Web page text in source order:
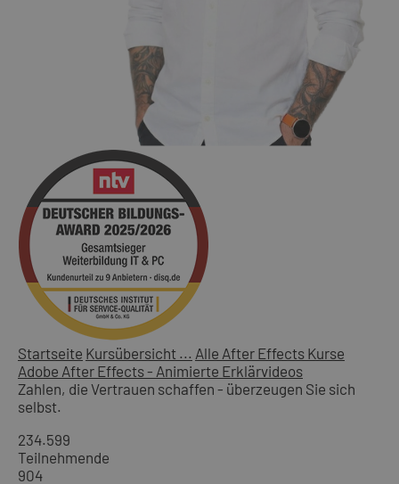
Startseite Kursübersicht ... Alle After Effects Kurse
Adobe After Effects - Animierte Erklärvideos
Zahlen, die Vertrauen schaffen - überzeugen Sie sich
selbst.
234.599
Teilnehmende
904